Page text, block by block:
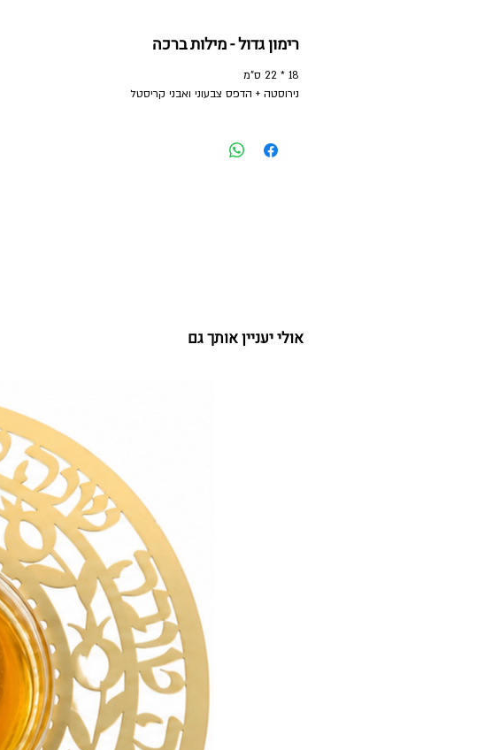
רימון גדול - מילות ברכה
18 * 22 ס"מ
נירוסטה + הדפס צבעוני ואבני קריסטל
אולי יעניין אותך גם